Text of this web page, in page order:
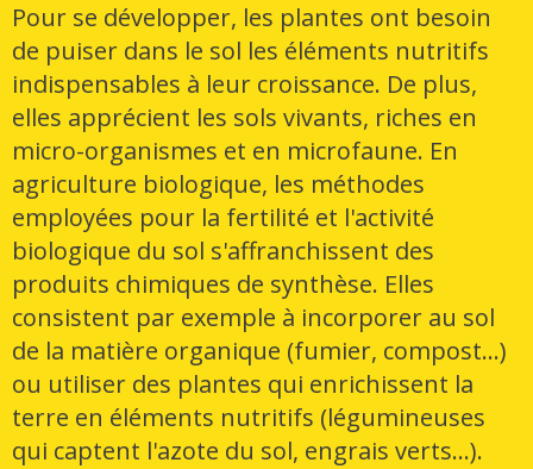
Pour se développer, les plantes ont besoin
de puiser dans le sol les éléments nutritifs
indispensables à leur croissance. De plus,
elles apprécient les sols vivants, riches en
micro-organismes et en microfaune. En
agriculture biologique, les méthodes
employées pour la fertilité et l'activité
biologique du sol s'affranchissent des
produits chimiques de synthèse. Elles
consistent par exemple à incorporer au sol
de la matière organique (fumier, compost...)
ou utiliser des plantes qui enrichissent la
terre en éléments nutritifs (légumineuses
qui captent l'azote du sol, engrais verts...).